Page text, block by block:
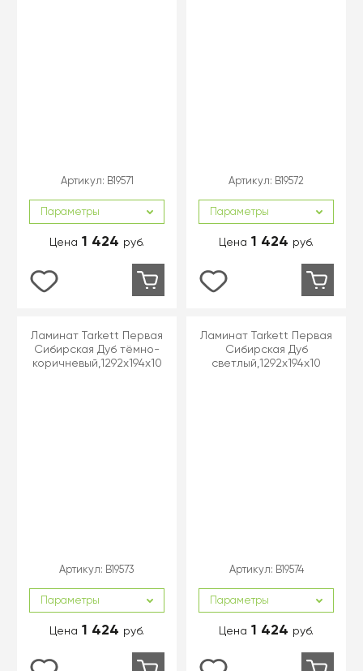
Артикул: B19571
Параметры
Цена 1 424 руб.
Артикул: B19572
Параметры
Цена 1 424 руб.
Ламинат Tarkett Первая
Сибирская Дуб тёмно-
коричневый,1292х194х10
Артикул: B19573
Параметры
Цена 1 424 руб.
Ламинат Tarkett Первая
Сибирская Дуб
светлый,1292х194х10
Артикул: B19574
Параметры
Цена 1 424 руб.